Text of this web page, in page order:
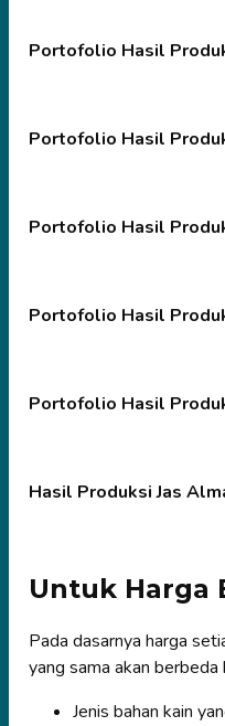
Portofolio Hasil
Portofolio Hasil
Portofolio Hasil
Portofolio Hasil
Portofolio Hasil
Hasil Produksi Jas
Untuk Harga
Pada dasarnya harga
yang sama akan
Jenis bahan kain